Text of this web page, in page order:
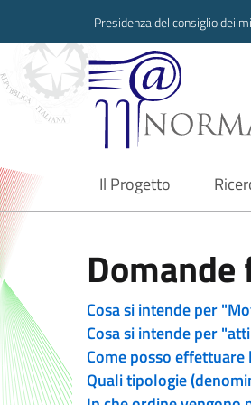
Presidenza del consiglio dei
Il Progetto
current
Cosa si intende per
Cosa si intende per
Come posso effettuare
Quali tipologie